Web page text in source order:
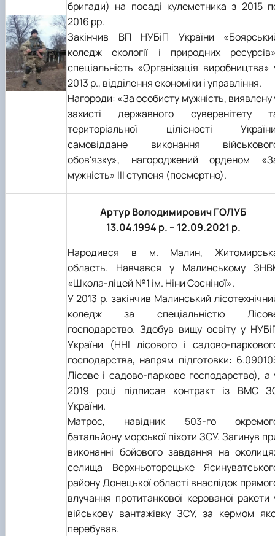
бригади) на посаді кулеметника з 2015
2016 рр.
Закінчив ВП НУБіП України
коледж екології і природних
спеціальність «Організація виробництва»
2013 р., відділення економіки і управління.
Нагороди: «За особисту мужність, виявлену
захисті державного суверенітету
територіальної цілісності
самовіддане виконання
обов'язку», нагороджений орденом
мужність» III ступеня (посмертно).
Артур Володимирович ГОЛУБ
13.04.1994 р. – 12.09.2021 р.
Народився в м. Малин,
область. Навчався у Малинському
«Школа-ліцей №1 ім. Ніни Сосніної».
У 2013 р. закінчив Малинський
коледж за спеціальністю
господарство. Здобув вищу освіту у
України (ННІ лісового і садово-
господарства, напрям підготовки:
Лісове і садово-паркове господарство), а
2019 році підписав контракт із ВМС
України.
Матрос, навідник 503-го
батальйону морської піхоти ЗСУ. Загинув
виконанні бойового завдання на
селища Верхньоторецьке
району Донецької області внаслідок
влучання протитанкової керованої ракети
військову вантажівку ЗСУ, за кермом
перебував.